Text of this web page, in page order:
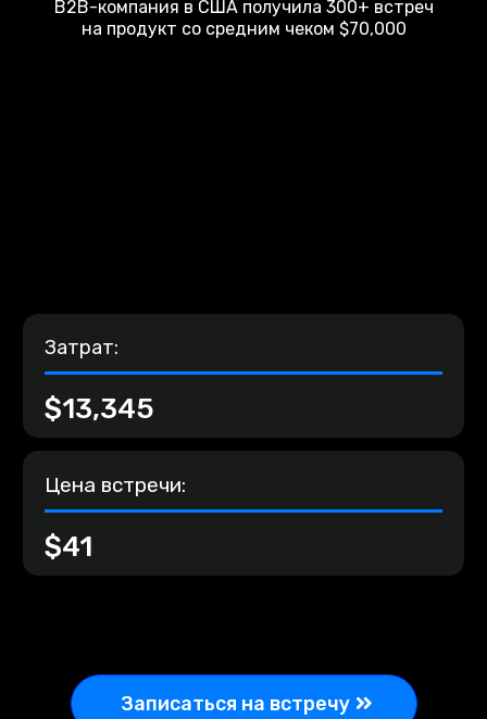
B2B-компания в США получила 300+ встреч
на продукт со средним чеком $70,000
Затрат:
$13,345
Цена встречи:
$41
Записаться на встречу